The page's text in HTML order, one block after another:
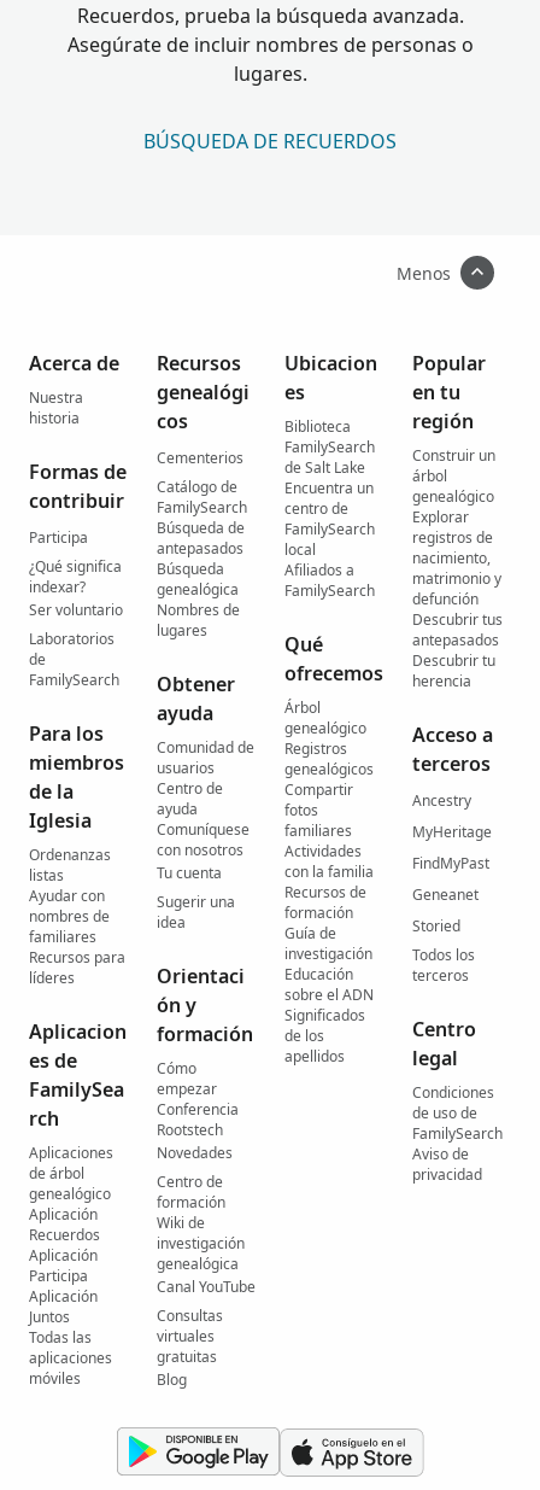
Recuerdos, prueba la búsqueda avanzada.
Asegúrate de incluir nombres de personas o
lugares.
BÚSQUEDA DE RECUERDOS
Menos
Acerca de
Nuestra
historia
Formas de
contribuir
Participa
¿Qué significa
indexar?
Ser voluntario
Laboratorios
de
FamilySearch
Para los
miembros
de la
Iglesia
Ordenanzas
listas
Ayudar con
nombres de
familiares
Recursos para
líderes
Aplicacion
es de
FamilySea
rch
Aplicaciones
de árbol
genealógico
Aplicación
Recuerdos
Aplicación
Participa
Aplicación
Juntos
Todas las
aplicaciones
móviles
Recursos
genealógi
cos
Cementerios
Catálogo de
FamilySearch
Búsqueda de
antepasados
Búsqueda
genealógica
Nombres de
lugares
Obtener
ayuda
Comunidad de
usuarios
Centro de
ayuda
Comuníquese
con nosotros
Tu cuenta
Sugerir una
idea
Orientaci
ón y
formación
Cómo
empezar
Conferencia
Rootstech
Novedades
Centro de
formación
Wiki de
investigación
genealógica
Canal YouTube
Consultas
virtuales
gratuitas
Blog
Ubicacion
es
Biblioteca
FamilySearch
de Salt Lake
Encuentra un
centro de
FamilySearch
local
Afiliados a
FamilySearch
Qué
ofrecemos
Árbol
genealógico
Registros
genealógicos
Compartir
fotos
familiares
Actividades
con la familia
Recursos de
formación
Guía de
investigación
Educación
sobre el ADN
Significados
de los
apellidos
Popular
en tu
región
Construir un
árbol
genealógico
Explorar
registros de
nacimiento,
matrimonio y
defunción
Descubrir tus
antepasados
Descubrir tu
herencia
Acceso a
terceros
Ancestry
MyHeritage
FindMyPast
Geneanet
Storied
Todos los
terceros
Centro
legal
Condiciones
de uso de
FamilySearch
Aviso de
privacidad